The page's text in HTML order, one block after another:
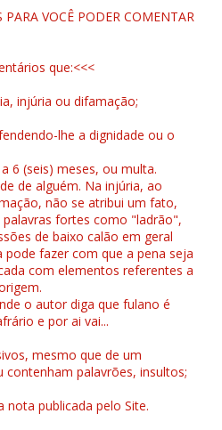
PARA VOCÊ PODER COMENTAR
que:<<<
injúria ou difamação;
lhe a dignidade ou o
6 (seis) meses, ou multa.
de alguém. Na injúria, ao
não se atribui um fato,
fortes como "ladrão",
de baixo calão em geral
pode fazer com que a pena seja
com elementos referentes a
o autor diga que fulano é
e por ai vai...
mesmo que de um
palavrões, insultos;
publicada pelo Site.